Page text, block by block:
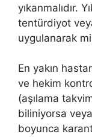
yıkanmalıdır.
tentürdiyot
uygulanarak
En yakın
ve hekim
(aşılama
biliniyorsa
boyunca